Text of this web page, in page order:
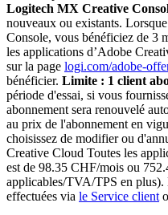
Logitech MX Creative
nouveaux ou existants.
Console, vous bénéficiez de 3
les applications d’Adobe
sur la page logi.com/adobe-
bénéficier. Limite : 1 client
période d'essai, si vous
abonnement sera renouvelé
au prix de l'abonnement en
choisissez de modifier ou
Creative Cloud Toutes les
est de 98.35 CHF/mois ou
applicables/TVA/TPS en plus).
effectuées via le Service client